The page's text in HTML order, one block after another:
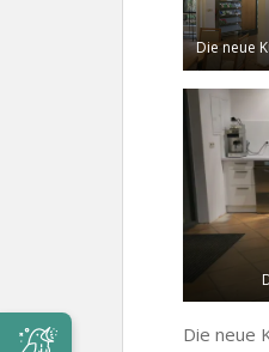
Die neue
Die neue